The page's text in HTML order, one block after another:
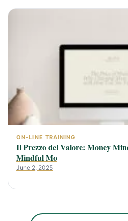
ON-LINE TRAINING
Il Prezzo del Valore: Money
Mindful Mo
June 2, 2025